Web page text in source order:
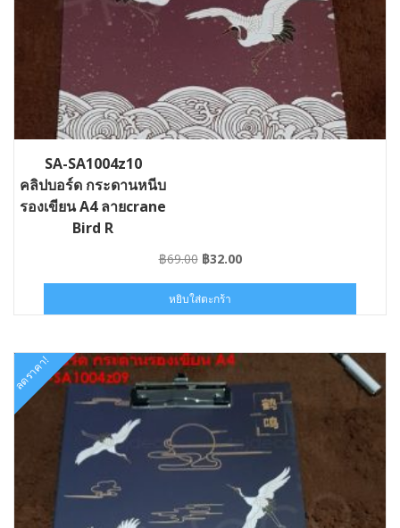
SA-SA1004z10
คลิปบอร์ด กระดานหนีบ
รองเขียน A4 ลายcrane
Bird R
฿69.00 Original
was:
฿69.00.
฿32.00Current
฿32.00.
หยิบใส่ตะกร้า
ลดราคา!